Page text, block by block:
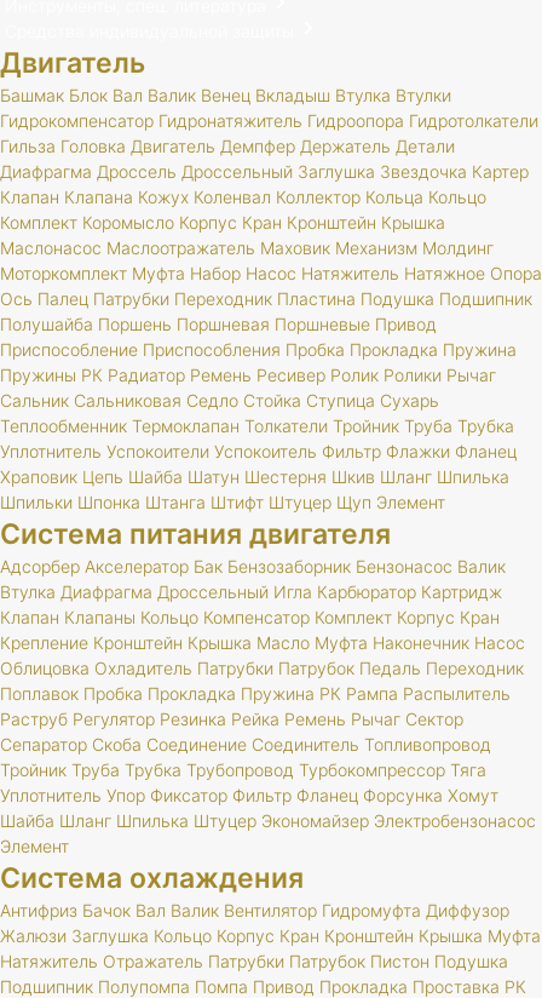
Двигатель
Башмак Блок Вал Валик Венец Вкладыш Втулка Втулки
Гидрокомпенсатор Гидронатяжитель Гидроопора Гидротолкатели
Гильза Головка Двигатель Демпфер Держатель Детали
Диафрагма Дроссель Дроссельный Заглушка Звездочка Картер
Клапан Клапана Кожух Коленвал Коллектор Кольца Кольцо
Комплект Коромысло Корпус Кран Кронштейн Крышка
Маслонасос Маслоотражатель Маховик Механизм Молдинг
Моторкомплект Муфта Набор Насос Натяжитель Натяжное Опора
Ось Палец Патрубки Переходник Пластина Подушка Подшипник
Полушайба Поршень Поршневая Поршневые Привод
Приспособление Приспособления Пробка Прокладка Пружина
Пружины РК Радиатор Ремень Ресивер Ролик Ролики Рычаг
Сальник Сальниковая Седло Стойка Ступица Сухарь
Теплообменник Термоклапан Толкатели Тройник Труба Трубка
Уплотнитель Успокоители Успокоитель Фильтр Флажки Фланец
Храповик Цепь Шайба Шатун Шестерня Шкив Шланг Шпилька
Шпильки Шпонка Штанга Штифт Штуцер Щуп Элемент
Система питания двигателя
Адсорбер Акселератор Бак Бензозаборник Бензонасос Валик
Втулка Диафрагма Дроссельный Игла Карбюратор Картридж
Клапан Клапаны Кольцо Компенсатор Комплект Корпус Кран
Крепление Кронштейн Крышка Масло Муфта Наконечник Насос
Облицовка Охладитель Патрубки Патрубок Педаль Переходник
Поплавок Пробка Прокладка Пружина РК Рампа Распылитель
Раструб Регулятор Резинка Рейка Ремень Рычаг Сектор
Сепаратор Скоба Соединение Соединитель Топливопровод
Тройник Труба Трубка Трубопровод Турбокомпрессор Тяга
Уплотнитель Упор Фиксатор Фильтр Фланец Форсунка Хомут
Шайба Шланг Шпилька Штуцер Экономайзер Электробензонасос
Элемент
Система охлаждения
Антифриз Бачок Вал Валик Вентилятор Гидромуфта Диффузор
Жалюзи Заглушка Кольцо Корпус Кран Кронштейн Крышка Муфта
Натяжитель Отражатель Патрубки Патрубок Пистон Подушка
Подшипник Полупомпа Помпа Привод Прокладка Проставка РК